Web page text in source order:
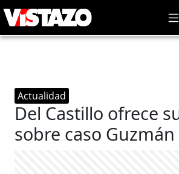
Actualidad
Del Castillo ofrece
sobre caso Guzmán